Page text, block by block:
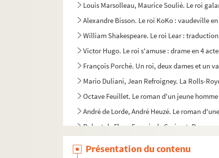
Louis Marsolleau, Maurice Soulié. Le roi
Alexandre Bisson. Le roi KoKo : vaudeville en
William Shakespeare. Le roi Lear :
Victor Hugo. Le roi s'amuse : drame en 4
François Porché. Un roi, deux dames et un
Mario Duliani, Jean Refroigney. La Rolls-
Octave Feuillet. Le roman d'un jeune
André de Lorde, André Heuzé. Le roman
Robert de Flers, Francis de Croisset.
Présentation du contenu